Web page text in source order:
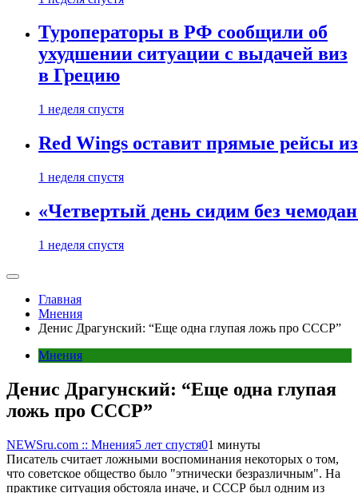
Туроператоры в РФ сообщили об
ухудшении ситуации с выдачей виз
в Грецию
1 неделя спустя
Red Wings оставит прямые рейсы
1 неделя спустя
«Четвертый день сидим без
1 неделя спустя
Главная
Мнения
Денис Драгунский: “Еще одна глупая ложь про СССР”
Мнения
Денис Драгунский: “Еще одна глупая
ложь про СССР”
NEWSru.com :: Мнения5 лет спустя01 минуты
Писатель считает ложными воспоминания некоторых о том,
что советское общество было "этнически безразличным". На
практике ситуация обстояла иначе, и СССР был одним из